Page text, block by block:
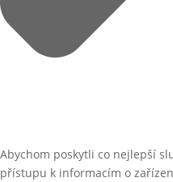
Abychom poskytli co nejlepší
přístupu k informacím o